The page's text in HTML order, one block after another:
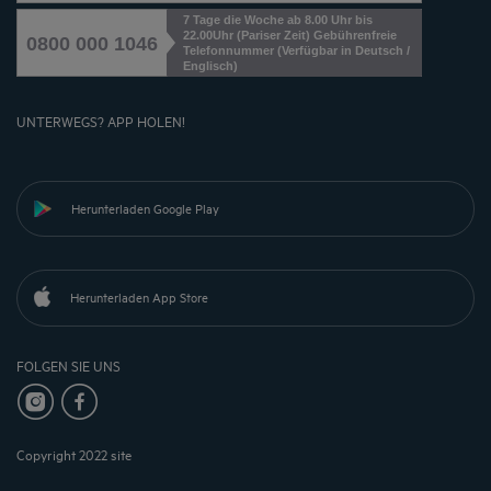
0800 000 1046
7 Tage die Woche ab 8.00 Uhr bis
22.00Uhr (Pariser Zeit) Gebührenfreie
Telefonnummer (Verfügbar in Deutsch /
Englisch)
UNTERWEGS? APP HOLEN!
Herunterladen Google Play
Herunterladen App Store
FOLGEN SIE UNS
Copyright 2022 site